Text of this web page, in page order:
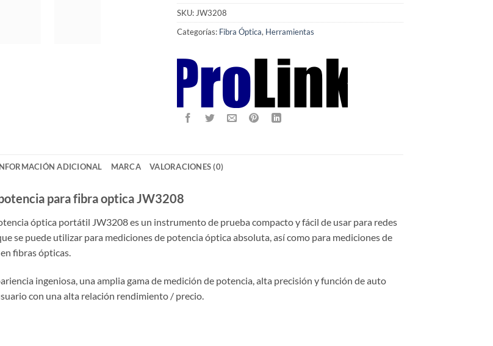
SKU: JW3208
Categorías: Fibra Óptica, Herramientas
ADICIONAL MARCA VALORACIONES (0)
para fibra optica JW3208
óptica portátil JW3208 es un instrumento de prueba compacto y fácil de usar para redes
se puede utilizar para mediciones de potencia óptica absoluta, así como para mediciones de
fibras ópticas.
ingeniosa, una amplia gama de medición de potencia, alta precisión y función de auto
con una alta relación rendimiento / precio.